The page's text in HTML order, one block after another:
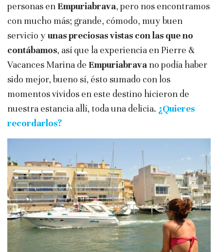
personas en Empuriabrava, pero nos encontramos
con mucho más; grande, cómodo, muy buen
servicio yunas preciosas vistas con las que no
contábamos, así que la experiencia en Pierre &
Vacances Marina de Empuriabrava no podía haber
sido mejor, bueno sí, ésto sumado con los
momentos vividos en este destino hicieron de
nuestra estancia allí, toda una delicia. ¿Quieres
recordarlos?